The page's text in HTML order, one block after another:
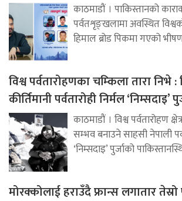
काठमाडौं । पाकिस्तानको
पर्वतशृङ्खलामा अवस्थित
हिमाल ब्रोड पिकमा गएको
विश्व पर्वतारोहणका चम्किला तारा निभे :
कीर्तिमानी पर्वतारोही निर्मल ‘निम्सदाइ’
काठमाडौं । विश्व पर्वतारोहण
सम्भव बनाउने साहसी नेपाली
‘निम्सदाइ’ पुर्जाको
मोरक्कोलाई हराउँदै फ्रान्स लगातार